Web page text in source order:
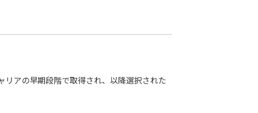
アの早期段階で取得され、以降選択された